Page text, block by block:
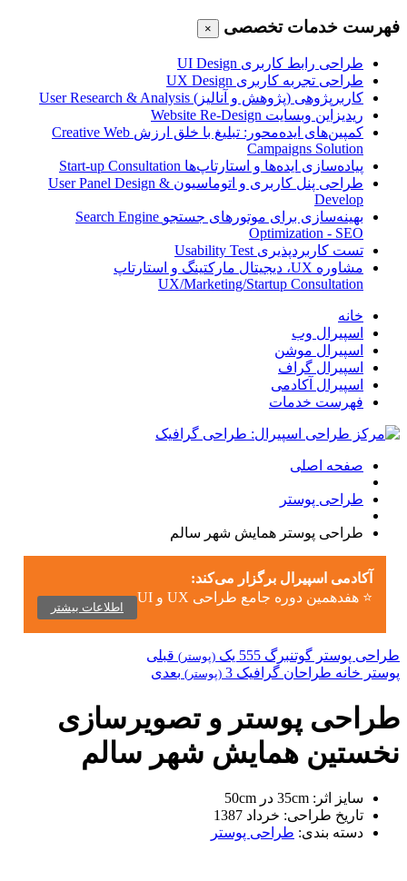
فهرست خدمات تخصصی ×
طراحی رابط کاربری UI Design
طراحی تجربه کاربری UX Design
کاربرپژوهی (پژوهش و آنالیز) User Research & Analysis
ریدیزاین وبسایت Website Re-Design
کمپین‌های ایده‌محور: تبلیغ با خلق ارزش Creative Web
Campaigns Solution
پیاده‌سازی ایده‌ها و استارتاپ‌ها Start-up Consultation
طراحی پنل کاربری و اتوماسیون User Panel Design &
Develop
بهینه‌سازی برای موتورهای جستجو Search Engine
Optimization - SEO
تست کاربردپذیری Usability Test
مشاوره UX، دیجیتال مارکتینگ و استارتاپ
UX/Marketing/Startup Consultation
خانه
اسپیرال وب
اسپیرال موشن
اسپیرال گراف
اسپیرال آکادمی
فهرست خدمات
صفحه اصلی
طراحی پوستر
طراحی پوستر همایش شهر سالم
آکادمی اسپیرال برگزار می‌کند:
⭐ هفدهمین دوره جامع طراحی UX و UI
اطلاعات بیشتر
طراحی پوستر گوتنبرگ 555 یک (پوستر) قبلی
پوستر خانه طراحان گرافیک 3
(پوستر) بعدی
طراحی پوستر و تصویرسازی
نخستین همایش شهر سالم
سایز اثر:
تاریخ طراحی: خرداد 1387
دسته بندی: طراحی پوستر